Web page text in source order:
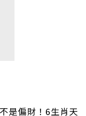
是偏財！6生肖天